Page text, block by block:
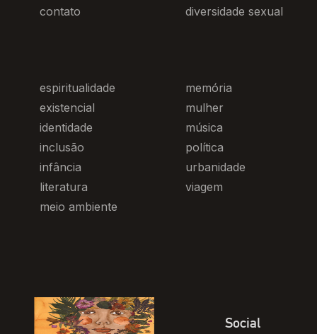
contato
diversidade sexual
espiritualidade
existencial
identidade
inclusão
infância
literatura
meio ambiente
memória
mulher
música
política
urbanidade
viagem
Social